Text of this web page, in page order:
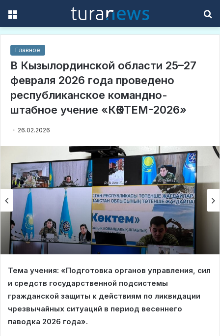
Главное
В Кызылординской области 25–27
февраля 2026 года проведено
республиканское командно-
штабное учение «КӨКТЕМ-2026»
26.02.2026
Тема учения: «Подготовка органов управления, сил
и средств государственной подсистемы
гражданской защиты к действиям по ликвидации
чрезвычайных ситуаций в период весеннего
паводка 2026 года».